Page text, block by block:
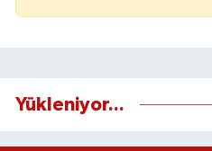
Yükleniyor...